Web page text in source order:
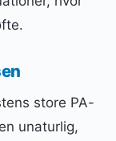
store PA-
unaturlig,